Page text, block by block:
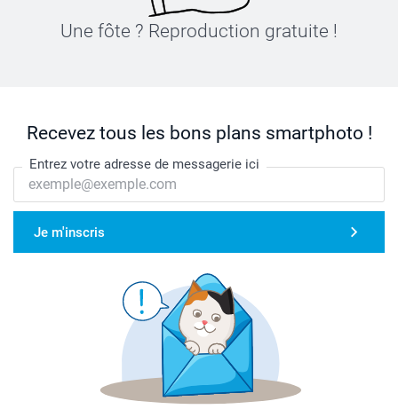
Une fôte ? Reproduction gratuite !
Recevez tous les bons plans smartphoto !
Entrez votre adresse de messagerie ici
Je m'inscris